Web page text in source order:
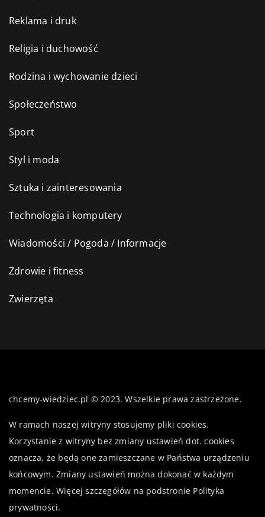
Reklama i druk
Religia i duchowość
Rodzina i wychowanie dzieci
Społeczeństwo
Sport
Styl i moda
Sztuka i zainteresowania
Technologia i komputery
Wiadomości / Pogoda / Informacje
Zdrowie i fitness
Zwierzęta
chcemy-wiedziec.pl © 2023. Wszelkie prawa zastrzeżone.
W ramach naszej witryny stosujemy pliki cookies.
Korzystanie z witryny bez zmiany ustawień dot. cookies
oznacza, że będą one zamieszczane w Państwa urządzeniu
końcowym. Zmiany ustawień można dokonać w każdym
momencie. Więcej szczegółów na podstronie Polityka
prywatności.